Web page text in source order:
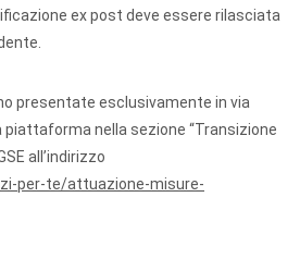
ex post deve essere rilasciata
presentate esclusivamente in via
nella sezione “Transizione
all’indirizzo
per-te/attuazione-misure-